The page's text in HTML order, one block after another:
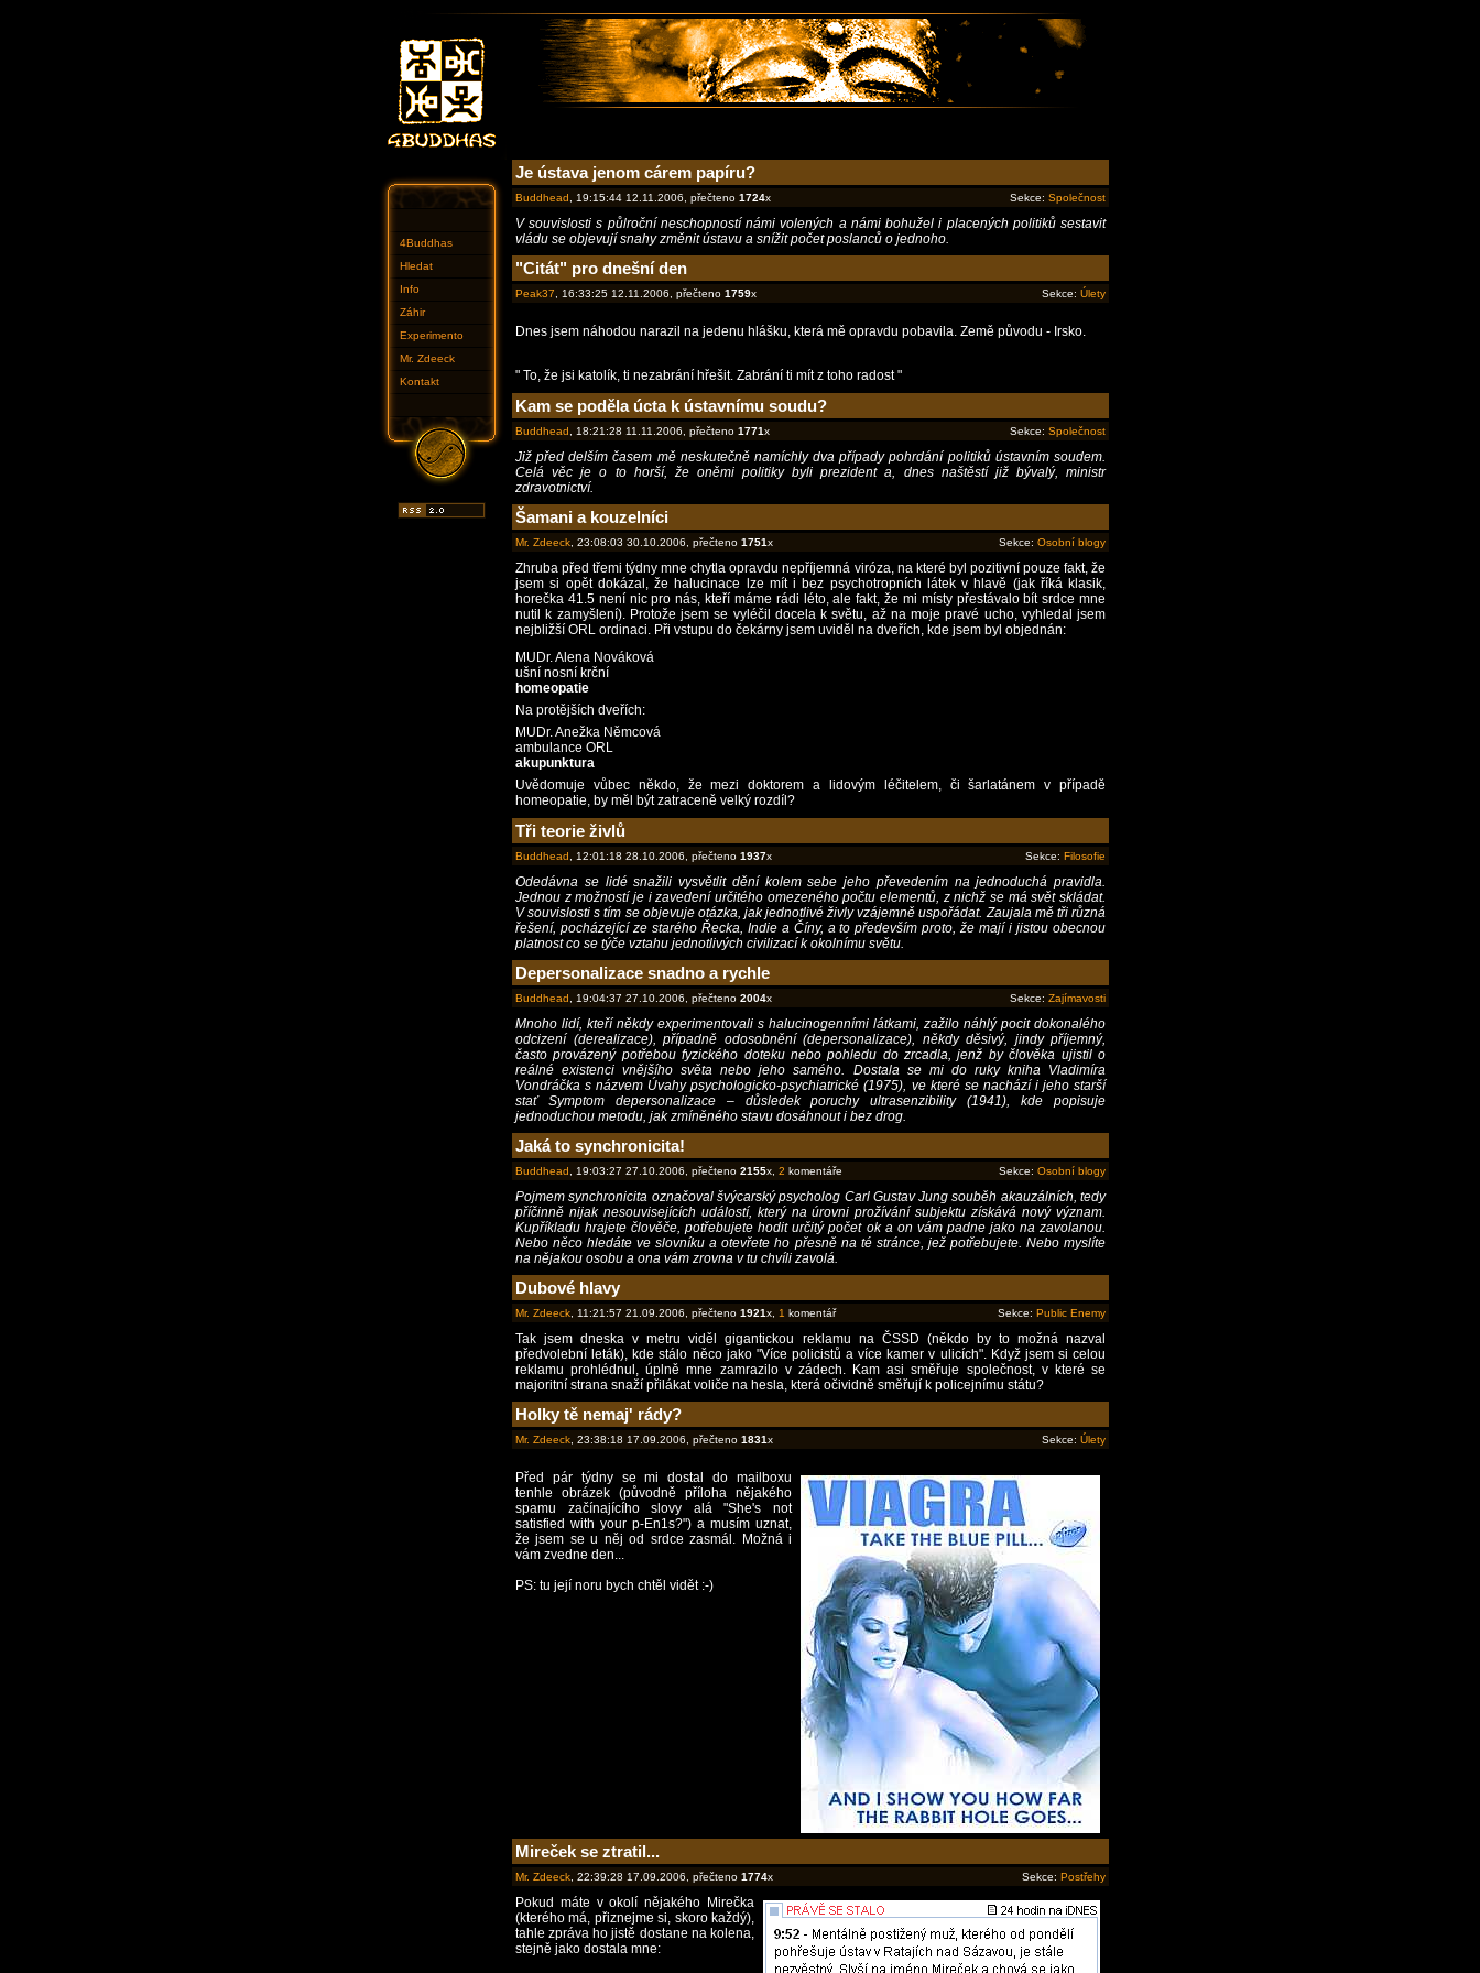
4Buddhas
Hledat
Info
Záhir
Experimento
Mr. Zdeeck
Kontakt
Je ústava jenom cárem papíru?
Buddhead , 19:15:44 12.11.2006, přečteno 1724x Sekce: Společnost
V souvislosti s půlroční neschopností námi volených a námi bohužel i placených politiků sestavit
vládu se objevují snahy změnit ústavu a snížit počet poslanců o jednoho.
"Citát" pro dnešní den
Peak37 , 16:33:25 12.11.2006, přečteno 1759x Sekce: Úlety
Dnes jsem náhodou narazil na jedenu hlášku, která mě opravdu pobavila. Země původu - Irsko.
" To, že jsi katolík, ti nezabrání hřešit. Zabrání ti mít z toho radost "
Kam se poděla úcta k ústavnímu soudu?
Buddhead , 18:21:28 11.11.2006, přečteno 1771x Sekce: Společnost
Již před delším časem mě neskutečně namíchly dva případy pohrdání politiků ústavním soudem.
Celá věc je o to horší, že oněmi politiky byli prezident a, dnes naštěstí již bývalý, ministr
zdravotnictví.
Šamani a kouzelníci
Mr. Zdeeck , 23:08:03 30.10.2006, přečteno 1751x Sekce: Osobní blogy
Zhruba před třemi týdny mne chytla opravdu nepříjemná viróza, na které byl pozitivní pouze fakt, že
jsem si opět dokázal, že halucinace lze mít i bez psychotropních látek v hlavě (jak říká klasik,
horečka 41.5 není nic pro nás, kteří máme rádi léto, ale fakt, že mi místy přestávalo bít srdce mne
nutil k zamyšlení). Protože jsem se vyléčil docela k světu, až na moje pravé ucho, vyhledal jsem
nejbližší ORL ordinaci. Při vstupu do čekárny jsem uviděl na dveřích, kde jsem byl objednán:
MUDr. Alena Nováková
ušní nosní krční
homeopatie
Na protějších dveřích:
MUDr. Anežka Němcová
ambulance ORL
akupunktura
Uvědomuje vůbec někdo, že mezi doktorem a lidovým léčitelem, či šarlatánem v případě
homeopatie, by měl být zatraceně velký rozdíl?
Tři teorie živlů
Buddhead , 12:01:18 28.10.2006, přečteno 1937x Sekce: Filosofie
Odedávna se lidé snažili vysvětlit dění kolem sebe jeho převedením na jednoduchá pravidla.
Jednou z možností je i zavedení určitého omezeného počtu elementů, z nichž se má svět skládat.
V souvislosti s tím se objevuje otázka, jak jednotlivé živly vzájemně uspořádat. Zaujala mě tři různá
řešení, pocházející ze starého Řecka, Indie a Číny, a to především proto, že mají i jistou obecnou
platnost co se týče vztahu jednotlivých civilizací k okolnímu světu.
Depersonalizace snadno a rychle
Buddhead , 19:04:37 27.10.2006, přečteno 2004x Sekce: Zajímavosti
Mnoho lidí, kteří někdy experimentovali s halucinogenními látkami, zažilo náhlý pocit dokonalého
odcizení (derealizace), případně odosobnění (depersonalizace), někdy děsivý, jindy příjemný,
často provázený potřebou fyzického doteku nebo pohledu do zrcadla, jenž by člověka ujistil o
reálné existenci vnějšího světa nebo jeho samého. Dostala se mi do ruky kniha Vladimíra
Vondráčka s názvem Úvahy psychologicko-psychiatrické (1975), ve které se nachází i jeho starší
stať Symptom depersonalizace – důsledek poruchy ultrasenzibility (1941), kde popisuje
jednoduchou metodu, jak zmíněného stavu dosáhnout i bez drog.
Jaká to synchronicita!
Buddhead , 19:03:27 27.10.2006, přečteno 2155x, 2 komentáře Sekce: Osobní blogy
Pojmem synchronicita označoval švýcarský psycholog Carl Gustav Jung souběh akauzálních, tedy
příčinně nijak nesouvisejících událostí, který na úrovni prožívání subjektu získává nový význam.
Kupříkladu hrajete člověče, potřebujete hodit určitý počet ok a on vám padne jako na zavolanou.
Nebo něco hledáte ve slovníku a otevřete ho přesně na té stránce, jež potřebujete. Nebo myslíte
na nějakou osobu a ona vám zrovna v tu chvíli zavolá.
Dubové hlavy
Mr. Zdeeck , 11:21:57 21.09.2006, přečteno 1921x, 1 komentář Sekce: Public Enemy
Tak jsem dneska v metru viděl gigantickou reklamu na ČSSD (někdo by to možná nazval
předvolební leták), kde stálo něco jako "Více policistů a více kamer v ulicích". Když jsem si celou
reklamu prohlédnul, úplně mne zamrazilo v zádech. Kam asi směřuje společnost, v které se
majoritní strana snaží přilákat voliče na hesla, která očividně směřují k policejnímu státu?
Holky tě nemaj' rády?
Mr. Zdeeck , 23:38:18 17.09.2006, přečteno 1831x Sekce: Úlety
Před pár týdny se mi dostal do mailboxu
tenhle obrázek (původně příloha nějakého
spamu začínajícího slovy alá "She's not
satisfied with your p-En1s?") a musím uznat,
že jsem se u něj od srdce zasmál. Možná i
vám zvedne den...
PS: tu její noru bych chtěl vidět :-)
Mireček se ztratil...
Mr. Zdeeck , 22:39:28 17.09.2006, přečteno 1774x Sekce: Postřehy
Pokud máte v okolí nějakého Mirečka
(kterého má, přiznejme si, skoro každý),
tahle zpráva ho jistě dostane na kolena,
stejně jako dostala mne: